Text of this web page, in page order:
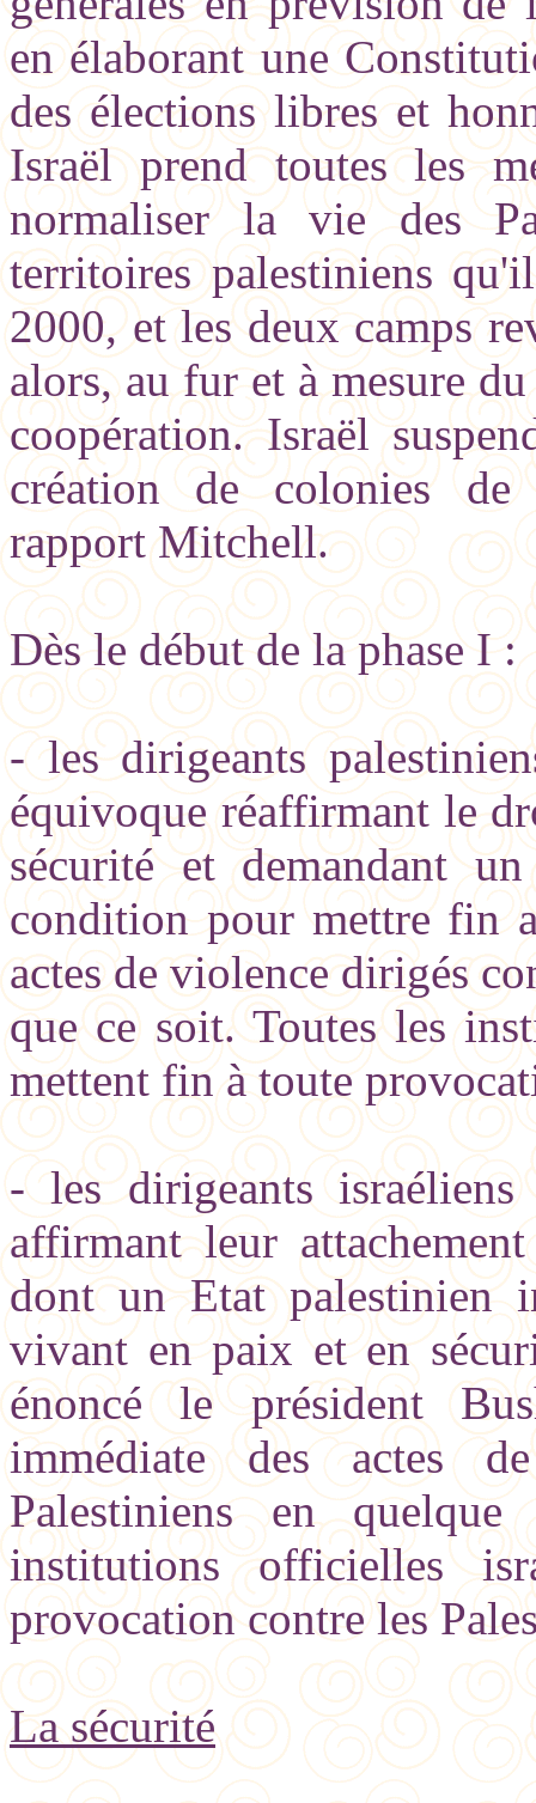
en élaborant une
des élections libres et
Israël prend toutes les
normaliser la vie des
territoires palestiniens
2000, et les deux camps
alors, au fur et à mesure
coopération. Israël
création de colonies de
rapport Mitchell.
Dès le début de la phase I :
- les dirigeants
équivoque réaffirmant le
sécurité et demandant
condition pour mettre fin
actes de violence dirigés
que ce soit. Toutes les
mettent fin à toute
- les dirigeants
affirmant leur
dont un Etat palestinien
vivant en paix et en
énoncé le président
immédiate des actes
Palestiniens en
institutions officielles
provocation contre les
La sécurité